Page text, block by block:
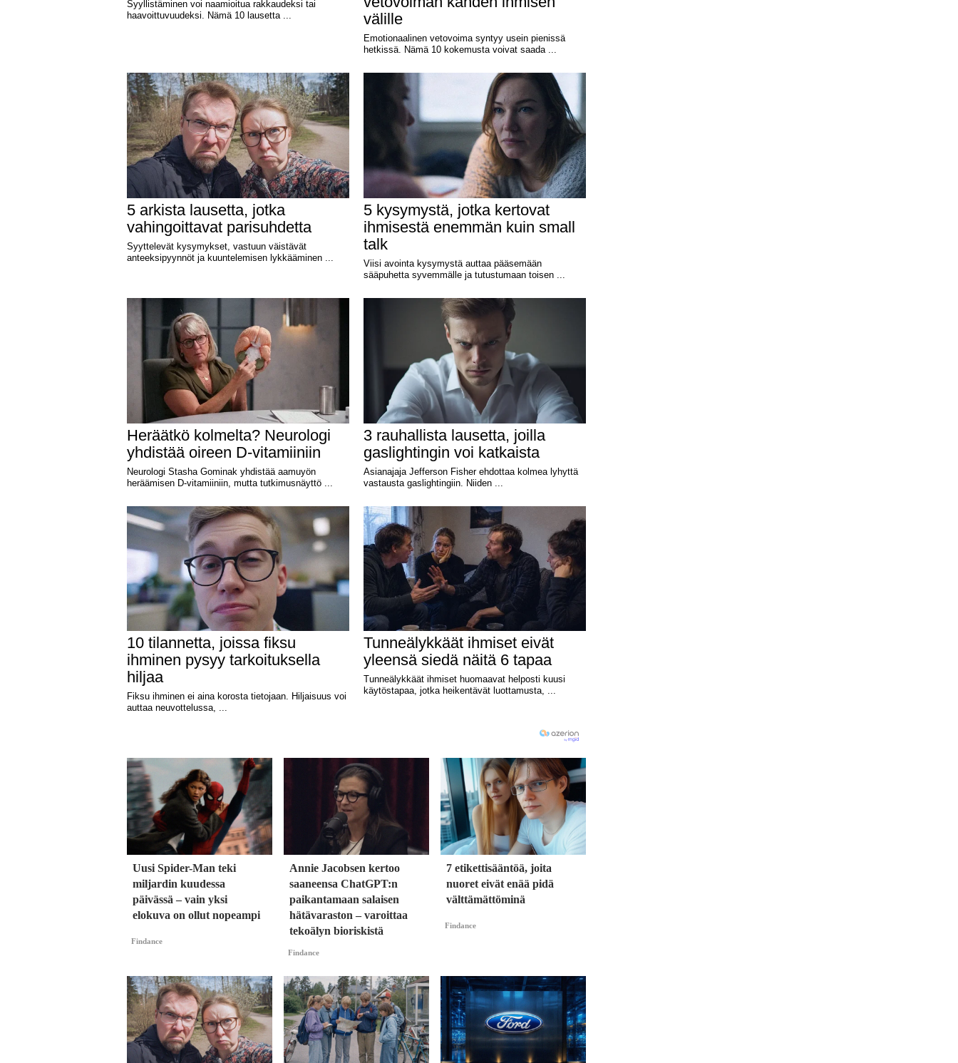
Uusi Spider-Man teki
miljardin kuudessa
päivässä – vain yksi
elokuva on ollut nopeampi
Findance
Annie Jacobsen kertoo
saaneensa ChatGPT:n
paikantamaan salaisen
hätävaraston – varoittaa
tekoälyn bioriskistä
Findance
7 etikettisääntöä, joita
nuoret eivät enää pidä
välttämättöminä
Findance